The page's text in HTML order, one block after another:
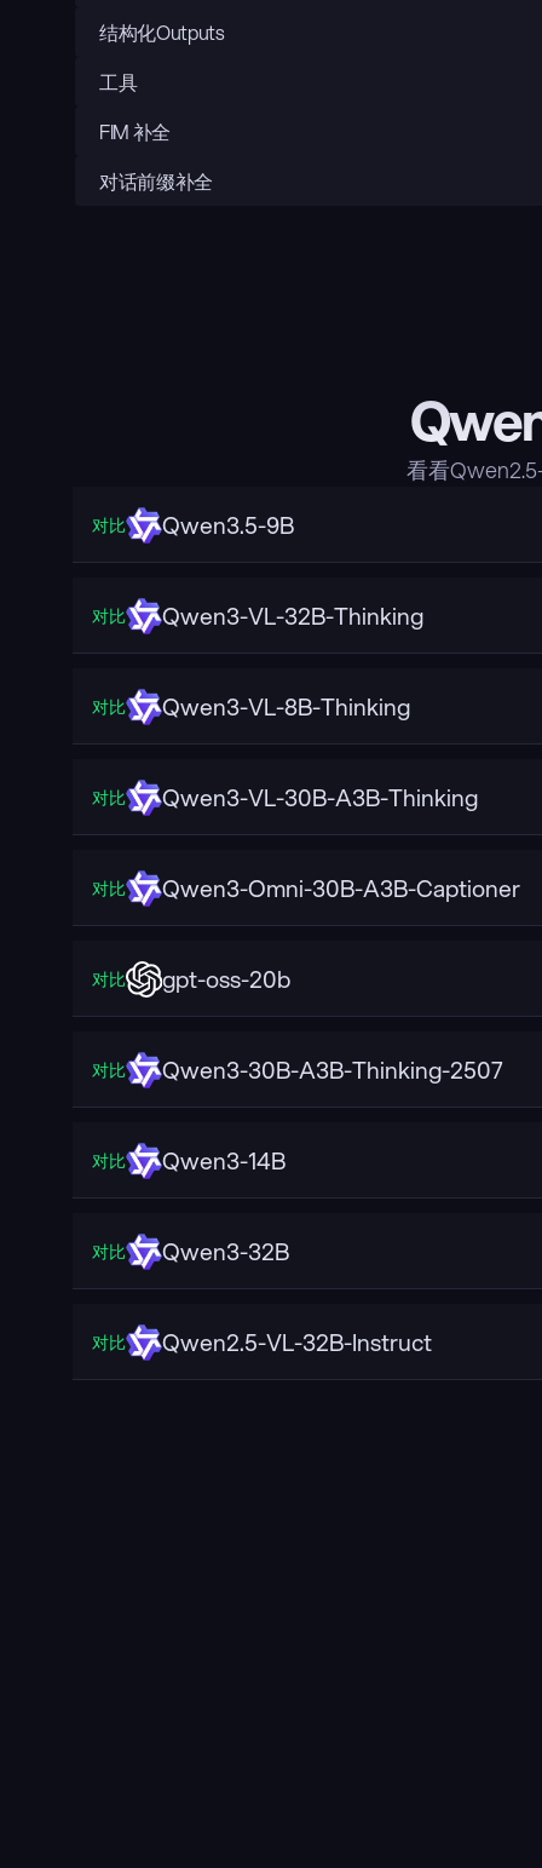
结构化Outputs
工具
FIM 补全
对话前缀补全
看看
对比 Qwen3.5-9B
对比 Qwen3-VL-32B-Thinking
对比 Qwen3-VL-8B-Thinking
对比 Qwen3-VL-30B-A3B-Thinking
对比 Qwen3-Omni-30B-A3B-Captioner
对比 gpt-oss-20b
对比 Qwen3-30B-A3B-Thinking-2507
对比 Qwen3-14B
对比 Qwen3-32B
对比 Qwen2.5-VL-32B-Instruct